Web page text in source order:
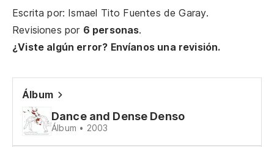
Escrita por: Ismael Tito Fuentes de Garay.
Revisiones por 6 personas.
¿Viste algún error? Envíanos una revisión.
Álbum
Dance and Dense Denso
Álbum • 2003